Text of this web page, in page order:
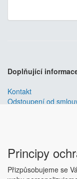
Doplňující
Kontakt
Odstoupení od
je
ESHOP dodáváme
responzivní
Principy
Přizpůsobujeme se